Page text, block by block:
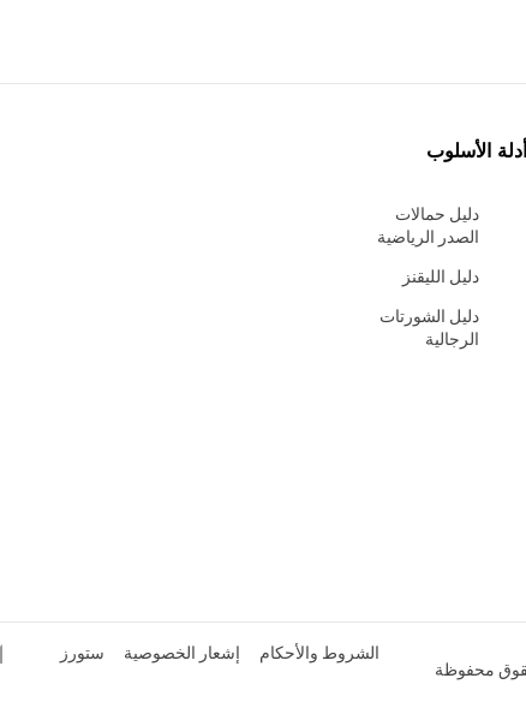
أدلة الأسلوب
دليل حمالات
الصدر الرياضية
دليل الليقنز
دليل الشورتات
الرجالية
الشروط والأحكام إشعار الخصوصية ستورز